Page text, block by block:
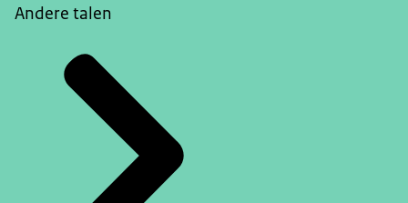
Andere talen